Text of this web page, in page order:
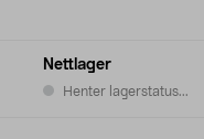
Nettlager
Henter lagerstatus...